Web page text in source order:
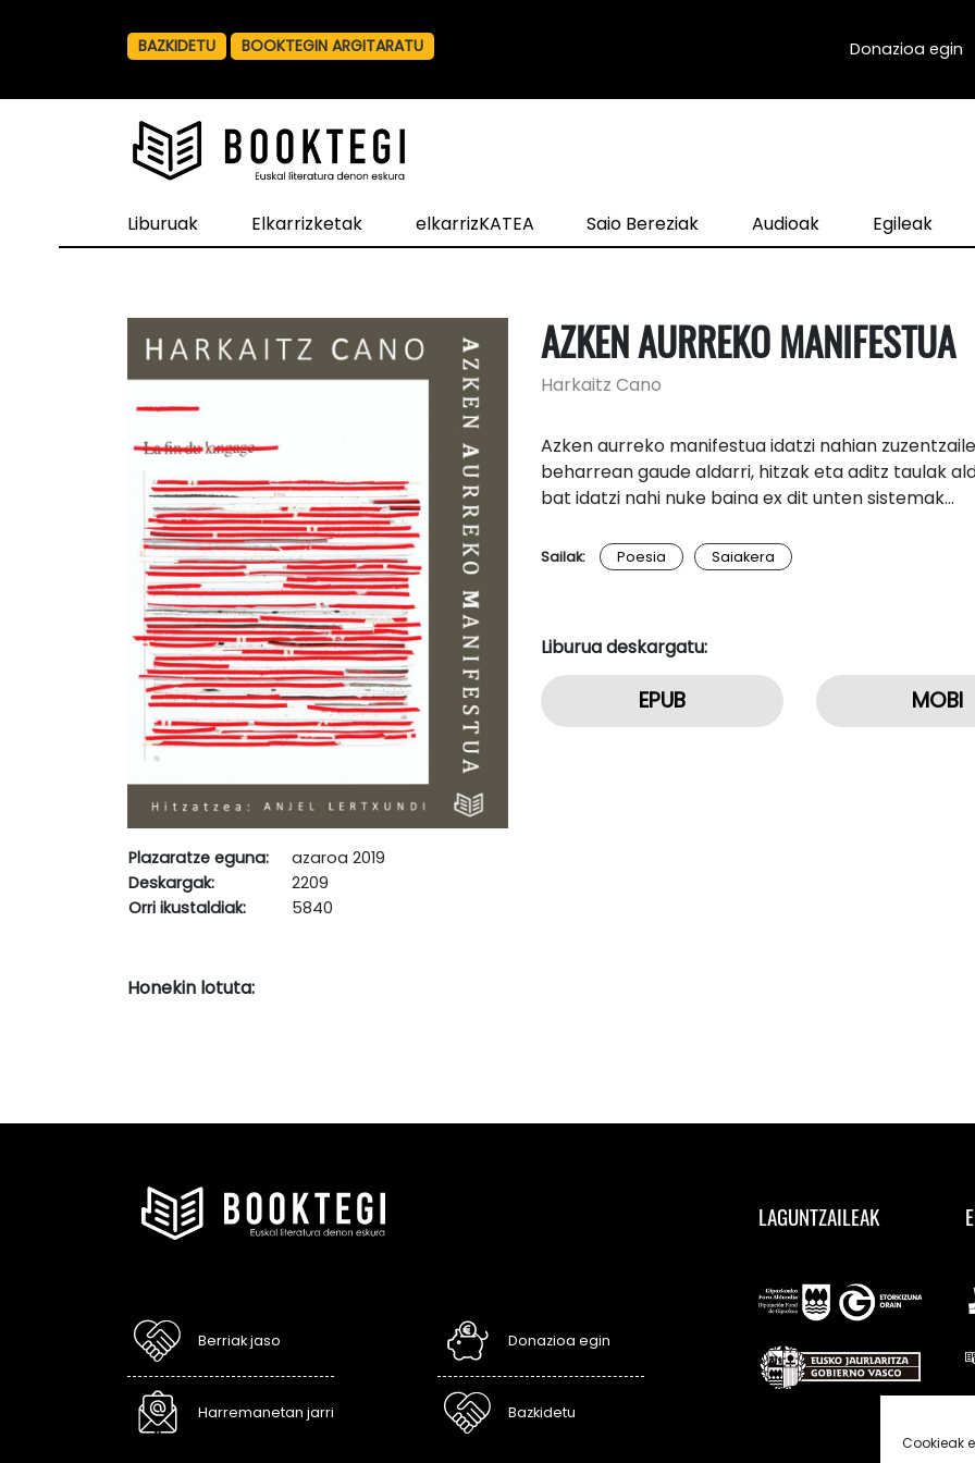
Cookieak
BAZKIDETU BOOKTEGIN ARGITARATU Donazioa egin
Liburuak Elkarrizketak elkarrizKATEA Saio Bereziak Audioak Egileak
Plazaratze eguna:
azaroa 2019
Deskargak:
2209
Orri ikustaldiak:
5840
AZKEN AURREKO MANIFESTUA
Harkaitz Cano
Azken aurreko manifestua idatzi nahian
beharrean gaude aldarri, hitzak eta aditz taulak
bat idatzi nahi nuke baina ex dit unten sistemak…
Sailak: Poesia Saiakera
Liburua deskargatu:
EPUB MOBI
Honekin lotuta:
Berriak jaso
Harremanetan jarri
Donazioa egin
Bazkidetu
LAGUNTZAILEAK